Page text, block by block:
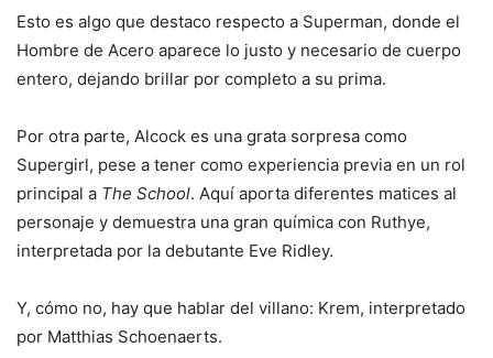
Esto es algo que destaco respecto a Superman, donde el
Hombre de Acero aparece lo justo y necesario de cuerpo
entero, dejando brillar por completo a su prima.
Por otra parte, Alcock es una grata sorpresa como
Supergirl, pese a tener como experiencia previa en un rol
principal a The School. Aquí aporta diferentes matices al
personaje y demuestra una gran química con Ruthye,
interpretada por la debutante Eve Ridley.
Y, cómo no, hay que hablar del villano: Krem, interpretado
por Matthias Schoenaerts.